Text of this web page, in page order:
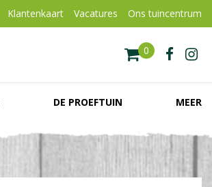
Klantenkaart Vacatures Ons tuincentrum
DE PROEFTUIN MEER